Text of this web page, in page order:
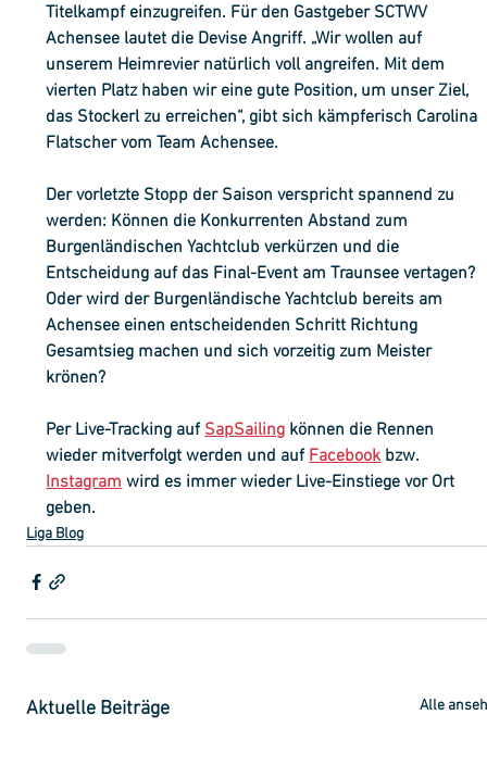
Titelkampf einzugreifen. Für den Gastgeber SCTWV
Achensee lautet die Devise Angriff. „Wir wollen auf
unserem Heimrevier natürlich voll angreifen. Mit dem
vierten Platz haben wir eine gute Position, um unser Ziel,
das Stockerl zu erreichen“, gibt sich kämpferisch Carolina
Flatscher vom Team Achensee.
Der vorletzte Stopp der Saison verspricht spannend zu
werden: Können die Konkurrenten Abstand zum
Burgenländischen Yachtclub verkürzen und die
Entscheidung auf das Final-Event am Traunsee vertagen?
Oder wird der Burgenländische Yachtclub bereits am
Achensee einen entscheidenden Schritt Richtung
Gesamtsieg machen und sich vorzeitig zum Meister
krönen?
Per Live-Tracking auf SapSailing können die Rennen
wieder mitverfolgt werden und auf Facebook bzw.
Instagram wird es immer wieder Live-Einstiege vor Ort
geben.
Liga Blog
Aktuelle Beiträge Alle